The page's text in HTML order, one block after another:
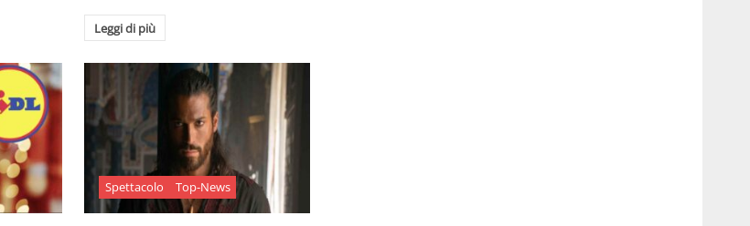
Leggi di più
Spettacolo Top-News